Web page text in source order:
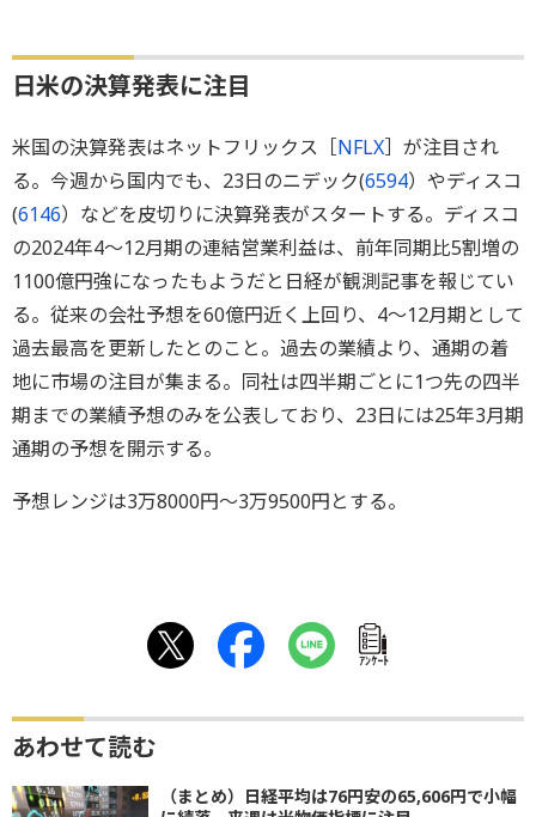
日米の決算発表に注目
米国の決算発表はネットフリックス［NFLX］が注目され
る。今週から国内でも、23日のニデック(6594）やディスコ
(6146）などを皮切りに決算発表がスタートする。ディスコ
の2024年4～12月期の連結営業利益は、前年同期比5割増の
1100億円強になったもようだと日経が観測記事を報じてい
る。従来の会社予想を60億円近く上回り、4～12月期として
過去最高を更新したとのこと。過去の業績より、通期の着
地に市場の注目が集まる。同社は四半期ごとに1つ先の四半
期までの業績予想のみを公表しており、23日には25年3月期
通期の予想を開示する。
予想レンジは3万8000円～3万9500円とする。
ｱﾝｹｰﾄ
あわせて読む
（まとめ）日経平均は76円安の65,606円で小幅